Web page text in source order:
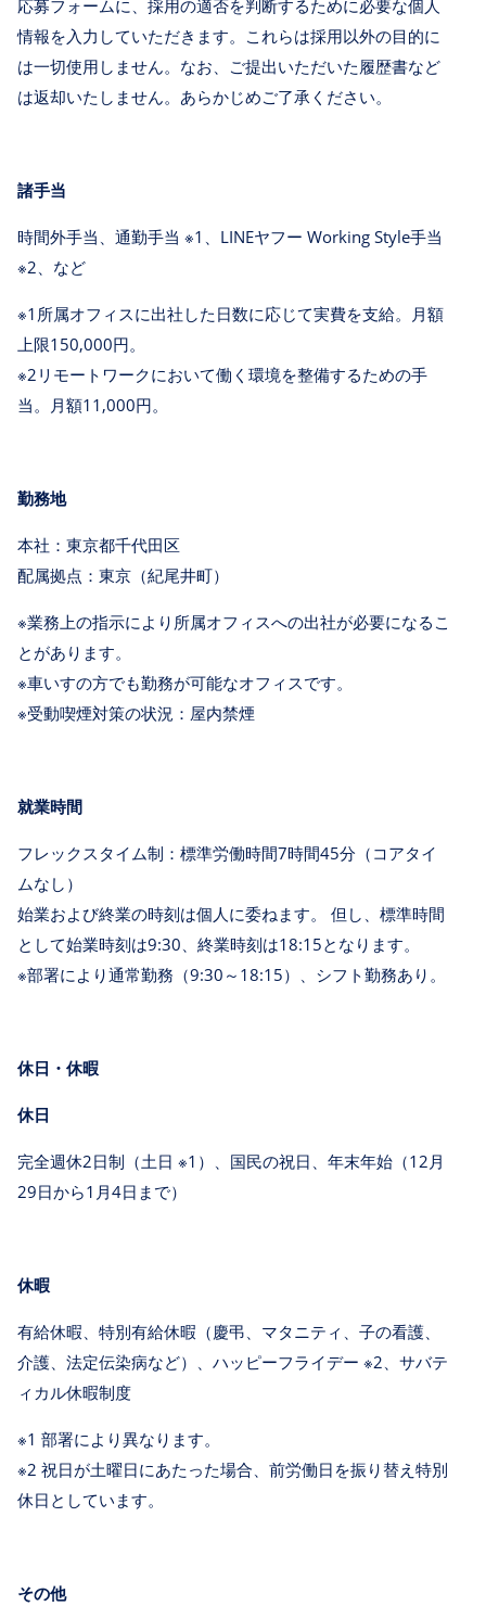
応募フォームに、採用の適否を判断するために必要な個人
情報を入力していただきます。これらは採用以外の目的に
は一切使用しません。なお、ご提出いただいた履歴書など
は返却いたしません。あらかじめご了承ください。
諸手当
時間外手当、通勤手当 ※1、LINEヤフー Working Style手当
※2、など
※1所属オフィスに出社した日数に応じて実費を支給。月額
上限150,000円。
※2リモートワークにおいて働く環境を整備するための手
当。月額11,000円。
勤務地
本社：東京都千代田区
配属拠点：東京（紀尾井町）
※業務上の指示により所属オフィスへの出社が必要になるこ
とがあります。
※車いすの方でも勤務が可能なオフィスです。
※受動喫煙対策の状況：屋内禁煙
就業時間
フレックスタイム制：標準労働時間7時間45分（コアタイ
ムなし）
始業および終業の時刻は個人に委ねます。 但し、標準時間
として始業時刻は9:30、終業時刻は18:15となります。
※部署により通常勤務（9:30～18:15）、シフト勤務あり。
休日・休暇
休日
完全週休2日制（土日 ※1）、国民の祝日、年末年始（12月
29日から1月4日まで）
休暇
有給休暇、特別有給休暇（慶弔、マタニティ、子の看護、
介護、法定伝染病など）、ハッピーフライデー ※2、サバテ
ィカル休暇制度
※1 部署により異なります。
※2 祝日が土曜日にあたった場合、前労働日を振り替え特別
休日としています。
その他